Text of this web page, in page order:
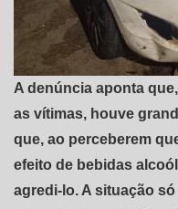
A denúncia aponta
as vítimas, houve
que, ao perceberem
efeito de bebidas
agredi-lo. A situação